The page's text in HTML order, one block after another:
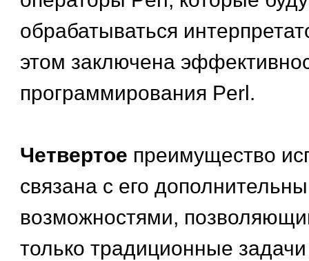
обрабатываться
этом заключена
программирования Perl.
Четвертое преимущество
связана с его
возможностями,
только традиционные задачи